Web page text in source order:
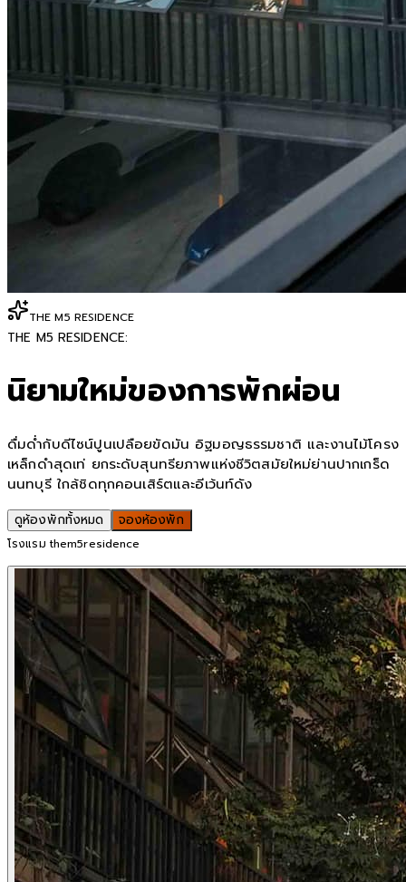
THE M5 RESIDENCE
THE M5 RESIDENCE:
นิยามใหม่ของการพักผ่อน
ดื่มด่ำกับดีไซน์ปูนเปลือยขัดมัน อิฐมอญธรรมชาติ และงานไม้โครง
เหล็กดำสุดเท่ ยกระดับสุนทรียภาพแห่งชีวิตสมัยใหม่ย่านปากเกร็ด
นนทบุรี ใกล้ชิดทุกคอนเสิร์ตและอีเว้นท์ดัง
ดูห้องพักทั้งหมด จองห้องพัก
โรงแรม them5residence